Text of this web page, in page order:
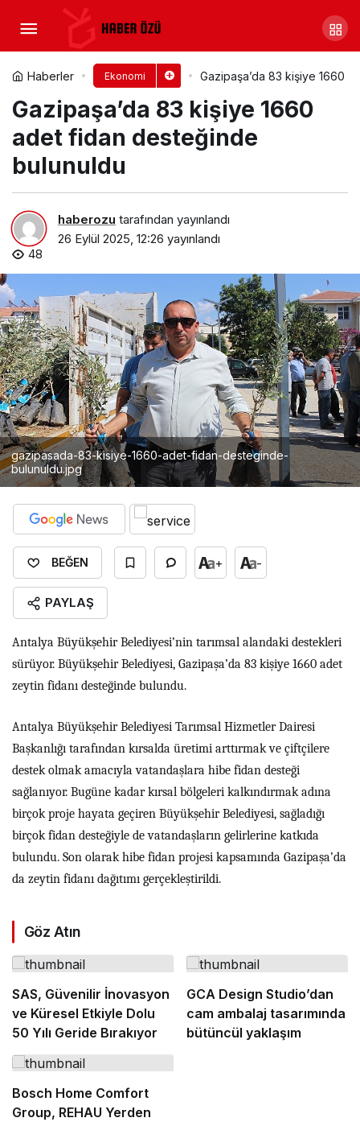
Haberler Ekonomi Gazipaşa’da 83 kişiye 1660
Gazipaşa’da 83 kişiye 1660
adet fidan desteğinde
bulunuldu
haberozu tarafından yayınlandı
26 Eylül 2025, 12:26 yayınlandı
48
gazipasada-83-kisiye-1660-adet-fidan-desteginde-
bulunuldu.jpg
BEĞEN + -
PAYLAŞ
Antalya Büyükşehir Belediyesi’nin tarımsal alandaki destekleri
sürüyor. Büyükşehir Belediyesi, Gazipaşa’da 83 kişiye 1660 adet
zeytin fidanı desteğinde bulundu.
Antalya Büyükşehir Belediyesi Tarımsal Hizmetler Dairesi
Başkanlığı tarafından kırsalda üretimi arttırmak ve çiftçilere
destek olmak amacıyla vatandaşlara hibe fidan desteği
sağlanıyor. Bugüne kadar kırsal bölgeleri kalkındırmak adına
birçok proje hayata geçiren Büyükşehir Belediyesi, sağladığı
birçok fidan desteğiyle de vatandaşların gelirlerine katkıda
bulundu. Son olarak hibe fidan projesi kapsamında Gazipaşa’da
da zeytin fidanı dağıtımı gerçekleştirildi.
Göz Atın
SAS, Güvenilir İnovasyon
ve Küresel Etkiyle Dolu
50 Yılı Geride Bırakıyor
GCA Design Studio’dan
cam ambalaj tasarımında
bütüncül yaklaşım
Bosch Home Comfort
Group, REHAU Yerden
Suudi Turizm Otoritesi,
Monako Yat Fuarı’nda Kızıldeniz’in
Yatçılık Potansiyelini Tanıttı
Yorum Yap